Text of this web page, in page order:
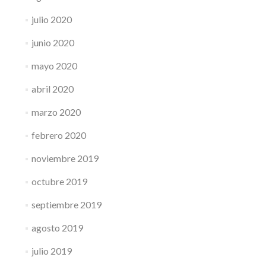
julio 2020
junio 2020
mayo 2020
abril 2020
marzo 2020
febrero 2020
noviembre 2019
octubre 2019
septiembre 2019
agosto 2019
julio 2019